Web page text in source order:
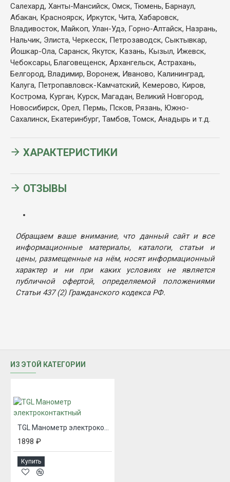
Салехард, Ханты-Мансийск, Омск, Тюмень, Барнаул,
Абакан, Красноярск, Иркутск, Чита, Хабаровск,
Владивосток, Майкоп, Улан-Удэ, Горно-Алтайск, Назрань,
Нальчик, Элиста, Черкесск, Петрозаводск, Сыктывкар,
Йошкар-Ола, Саранск, Якутск, Казань, Кызыл, Ижевск,
Чебоксары, Благовещенск, Архангельск, Астрахань,
Белгород, Владимир, Воронеж, Иваново, Калининград,
Калуга, Петропавловск-Камчатский, Кемерово, Киров,
Кострома, Курган, Курск, Магадан, Великий Новгород,
Новосибирск, Орел, Пермь, Псков, Рязань, Южно-
Сахалинск, Екатеринбург, Тамбов, Томск, Анадырь и т.д.
ХАРАКТЕРИСТИКИ
ОТЗЫВЫ
Обращаем ваше внимание, что данный сайт и все
информационные материалы, каталоги, статьи и
цены, размещенные на нём, носят информационный
характер и ни при каких условиях не является
публичной офертой, определяемой положениями
Статьи 437 (2) Гражданского кодекса РФ.
ИЗ ЭТОЙ КАТЕГОРИИ
1898 ₽
Купить